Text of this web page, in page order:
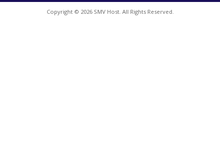
Copyright © 2026 SMV Host. All Rights Reserved.